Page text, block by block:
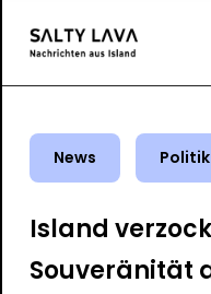
News Politik
Island
Souveränität